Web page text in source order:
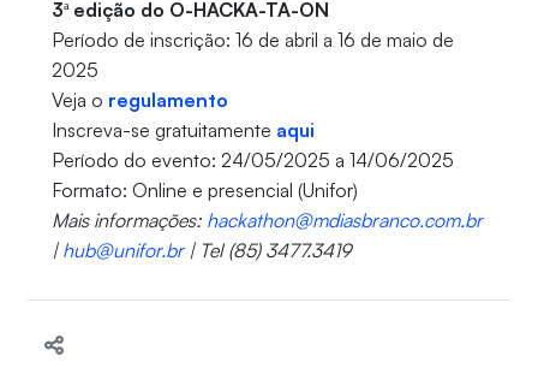
3ª edição do O-HACKA-TA-ON
Período de inscrição: 16 de abril a 16 de maio de
2025
Veja o regulamento
Inscreva-se gratuitamente aqui
Período do evento: 24/05/2025 a 14/06/2025
Formato: Online e presencial (Unifor)
Mais informações: hackathon@mdiasbranco.com.br
| hub@unifor.br| Tel (85) 3477.3419